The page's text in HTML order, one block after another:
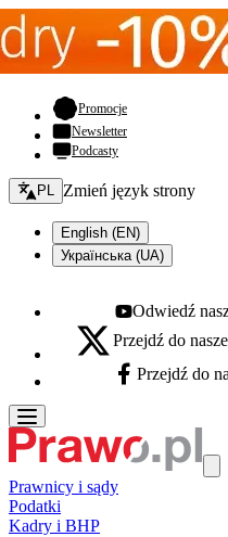
Promocje- otwiera się w
Newsletter
Podcasty
Zmień język - bieżący:
PL Zmień język strony
English (EN)
Українська (UA)
Youtube - otwiera
Odwiedź
X - otwiera się w nowej
Przejdź do
Facebook - otwiera
Przejdź do
Prawnicy i sądy
Podatki
Kadry i BHP